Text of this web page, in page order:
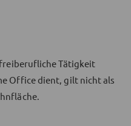
Tätigkeit
Office dient, gilt nicht als